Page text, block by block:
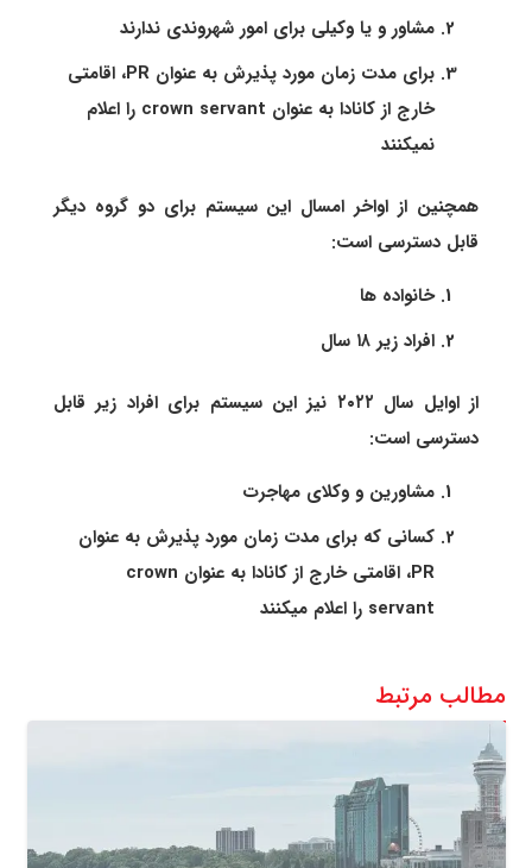
مشاور و یا وکیلی برای امور شهروندی ندارند
برای مدت زمان مورد پذیرش به عنوان PR، اقامتی
خارج از کانادا به عنوان crown servant را اعلام
نمیکنند
همچنین از اواخر امسال این سیستم برای دو گروه دیگر
قابل دسترسی است:
خانواده ها
افراد زیر ۱۸ سال
از اوایل سال ۲۰۲۲ نیز این سیستم برای افراد زیر قابل
دسترسی است:
مشاورین و وکلای مهاجرت
کسانی که برای مدت زمان مورد پذیرش به عنوان
PR، اقامتی خارج از کانادا به عنوان crown
servant را اعلام میکنند
مطالب مرتبط